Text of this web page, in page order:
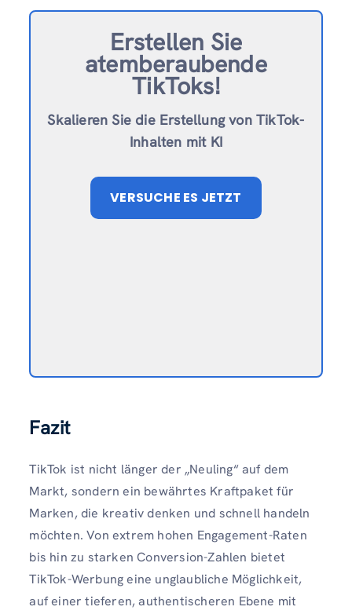
Erstellen Sie
atemberaubende
TikToks!
Skalieren Sie die Erstellung von TikTok-
Inhalten mit KI
VERSUCHE ES JETZT
Fazit
TikTok ist nicht länger der „Neuling“ auf dem
Markt, sondern ein bewährtes Kraftpaket für
Marken, die kreativ denken und schnell handeln
möchten. Von extrem hohen Engagement-Raten
bis hin zu starken Conversion-Zahlen bietet
TikTok-Werbung eine unglaubliche Möglichkeit,
auf einer tieferen, authentischeren Ebene mit